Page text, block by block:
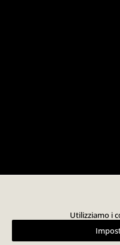
Utilizziamo i